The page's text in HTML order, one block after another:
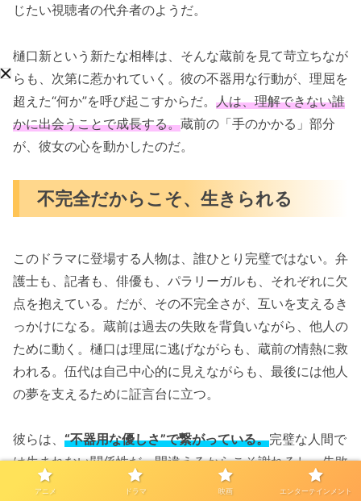
じたい視聴者の代弁者のようだ。
樋口新という新たな相棒は、そんな蔵前を見て苛立ちなが
らも、次第に惹かれていく。彼の不器用な行動が、理屈を
超えた“何か”を呼び起こすからだ。 人は、理解できない誰
かに出会うことで成長する。蔵前の「手のかかる」部分
が、彼女の心を動かしたのだ。
不完全だからこそ、生きられる
このドラマに登場する人物は、誰ひとり完璧ではない。弁
護士も、記者も、俳優も、パラリーガルも、それぞれに欠
点を抱えている。だが、その不完全さが、互いを支えるき
っかけになる。蔵前は過去の失敗を背負いながら、他人の
ために動く。樋口は理屈に逃げながらも、蔵前の情熱に救
われる。伍代は自己中心的に見えながらも、最後には他人
の夢を支えるために証言台に立つ。
彼らは、 “不器用な優しさ”で繋がっている。完璧な人間で
は生まれない関係性だ。間違えるからこそ謝れるし、失敗
するからこそ寄り添える。蔵前が言葉にしなかった信念
アニメ ドラマ 映画 エンターテインメント